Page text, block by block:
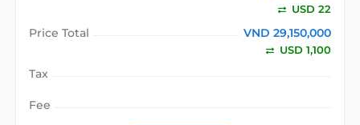
USD 22
Price Total VND 29,150,000
USD 1,100
Tax
Fee